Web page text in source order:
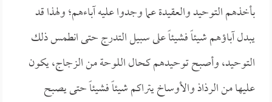
بأخذهم التوحيد والعقيدة عما وجدوا عليه آباءهم؛ ولهذا قد
يبدل آباؤهم شيئاً فشيئاً على سبيل التدرج حتى انطمس ذلك
التوحيد، وأصبح توحيدهم كحال اللوحة من الزجاج، يكون
عليها من الرذاذ والأوساخ يتراكم شيئاً فشيئاً حتى يصبح